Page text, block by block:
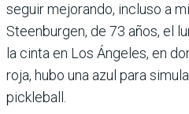
seguir mejorando, incluso a
Steenburgen, de 73 años, el
la cinta en Los Ángeles, en
roja, hubo una azul para
pickleball.